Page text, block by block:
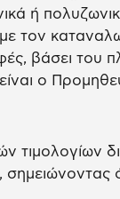
ή
τον
βάσει του
ο
τιμολογίων